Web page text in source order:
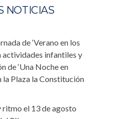
NOTICIAS
de ‘Verano en los
actividades infantiles y
de ‘Una Noche en
la Plaza la Constitución
ritmo el 13 de agosto